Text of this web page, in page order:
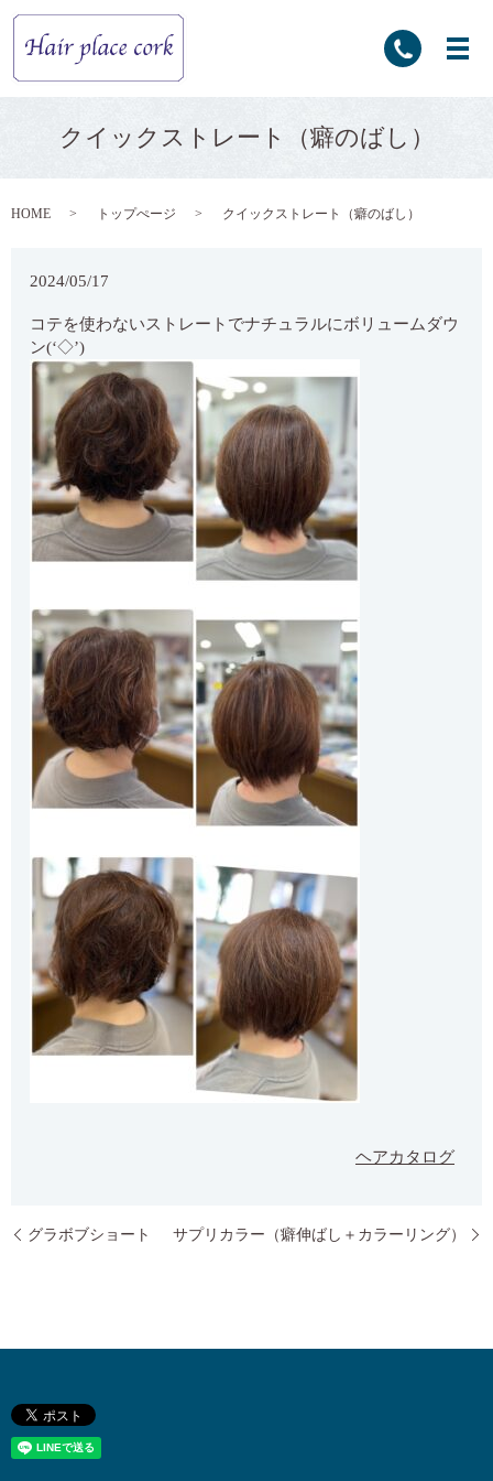
クイックストレート（癖のばし）
HOME トップぺージ クイックストレート（癖のばし）
2024/05/17
コテを使わないストレートでナチュラルにボリュームダウ
ン(‘◇’)ゞ
ヘアカタログ
グラボブショート サプリカラー（癖伸ばし＋カラーリング）